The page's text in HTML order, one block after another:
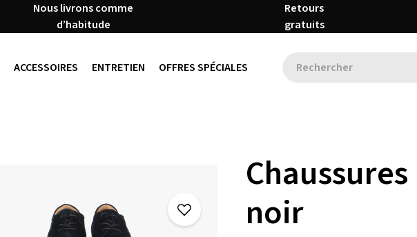
Nous livrons comme
d’habitude
Retours
gratuits
ACCESSOIRES ENTRETIEN OFFRES SPÉCIALES
noir